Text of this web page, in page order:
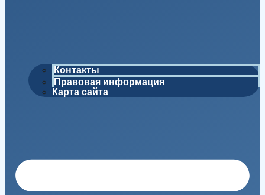
Контакты
Правовая информация
Карта сайта